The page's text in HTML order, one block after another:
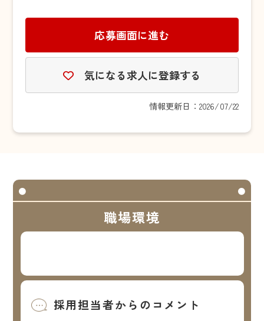
応募画面に進む
気になる求人に登録する
情報更新日：2026/07/22
職場環境
採用担当者からのコメント